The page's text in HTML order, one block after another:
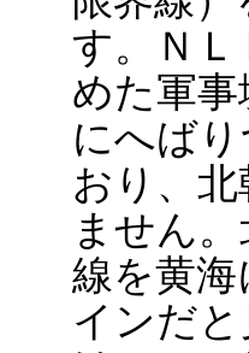
す。Ｎ
めた軍
にへば
おり、
ません
線を黄
インだ